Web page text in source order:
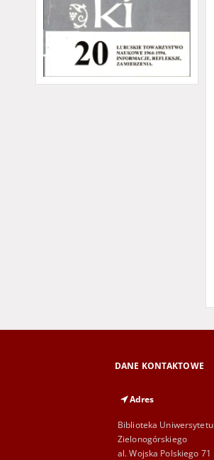
DANE KONTAKTOWE
Adres
Biblioteka Uniwersytetu
Zielonogórskiego
al. Wojska Polskiego 71